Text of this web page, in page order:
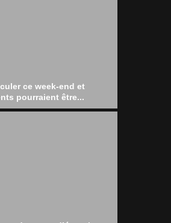
ce week-end et
pourraient être...